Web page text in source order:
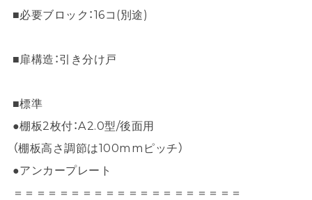
■必要ブロック：16コ(別途)
■扉構造：引き分け戸
■標準
●棚板2枚付：A2.0型/後面用
（棚板高さ調節は100mmピッチ）
●アンカープレート
＝＝＝＝＝＝＝＝＝＝＝＝＝＝＝＝＝＝＝＝